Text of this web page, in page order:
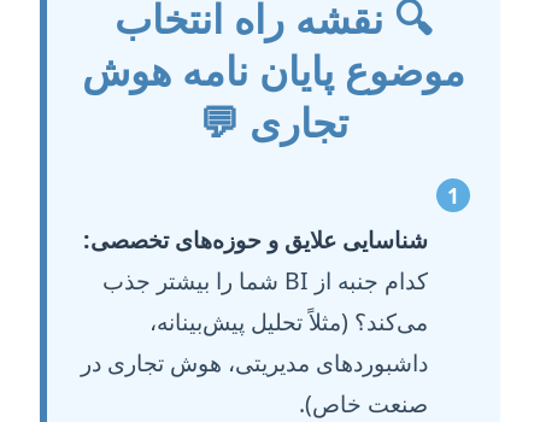
🔍 نقشه راه انتخاب
موضوع پایان نامه هوش
تجاری 💬
1
شناسایی علایق و حوزه‌های تخصصی:
کدام جنبه از BI شما را بیشتر جذب
می‌کند؟ (مثلاً تحلیل پیش‌بینانه،
داشبوردهای مدیریتی، هوش تجاری در
صنعت خاص).